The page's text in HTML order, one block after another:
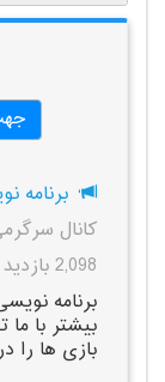
برنامه
کانال
2,098 بازدید
برنامه
بیشتر با
بازی ها را